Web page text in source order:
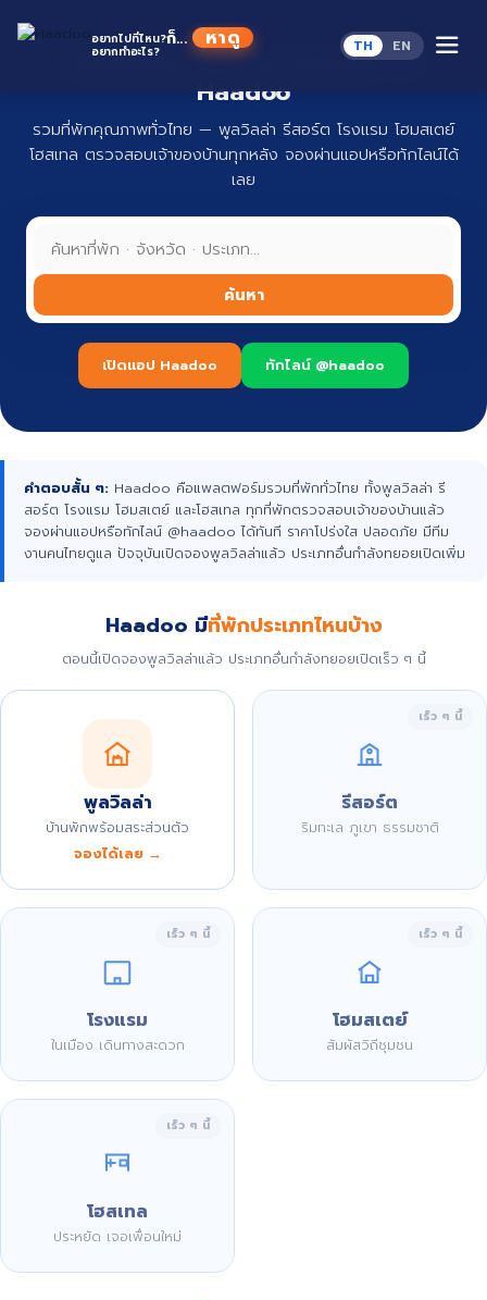
อยากไปที่ไหน?
อยากทำอะไร?
ก็... หาดู TH EN
ที่พักทั่วไทย จองง่าย ปลอดภัย กับ
Haadoo
รวมที่พักคุณภาพทั่วไทย — พูลวิลล่า รีสอร์ต โรงแรม โฮมสเตย์
โฮสเทล ตรวจสอบเจ้าของบ้านทุกหลัง จองผ่านแอปหรือทักไลน์ได้
เลย
ค้นหา
เปิดแอป Haadoo ทักไลน์ @haadoo
คำตอบสั้น ๆ: Haadoo คือแพลตฟอร์มรวมที่พักทั่วไทย ทั้งพูลวิลล่า รี
สอร์ต โรงแรม โฮมสเตย์ และโฮสเทล ทุกที่พักตรวจสอบเจ้าของบ้านแล้ว
จองผ่านแอปหรือทักไลน์ @haadoo ได้ทันที ราคาโปร่งใส ปลอดภัย มีทีม
งานคนไทยดูแล ปัจจุบันเปิดจองพูลวิลล่าแล้ว ประเภทอื่นกำลังทยอยเปิดเพิ่ม
Haadoo มีที่พักประเภทไหนบ้าง
ตอนนี้เปิดจองพูลวิลล่าแล้ว ประเภทอื่นกำลังทยอยเปิดเร็ว ๆ นี้
พูลวิลล่า
บ้านพักพร้อมสระส่วนตัว
จองได้เลย →
เร็ว ๆ นี้
รีสอร์ต
ริมทะเล ภูเขา ธรรมชาติ
เร็ว ๆ นี้
โรงแรม
ในเมือง เดินทางสะดวก
เร็ว ๆ นี้
โฮมสเตย์
สัมผัสวิถีชุมชน
เร็ว ๆ นี้
โฮสเทล
ประหยัด เจอเพื่อนใหม่